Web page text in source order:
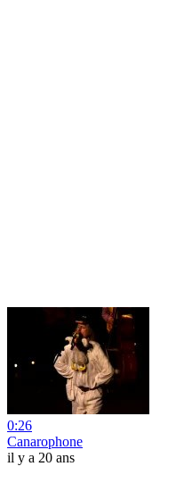
0:26
Canarophone
il y a 20 ans